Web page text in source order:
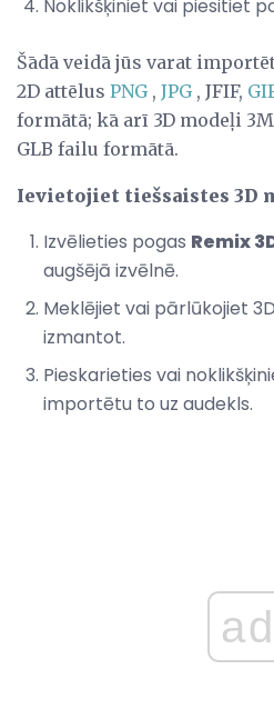
Noklikšķiniet vai piesitiet
Šādā veidā jūs varat
2D attēlus PNG , JPG , JFIF,
formātā; kā arī 3D modeļi
GLB failu formātā.
Ievietojiet tiešsaistes 3D
Izvēlieties pogas Remix
augšējā izvēlnē.
Meklējiet vai pārlūkojiet
izmantot.
Pieskarieties vai
importētu to uz audekls.
ad